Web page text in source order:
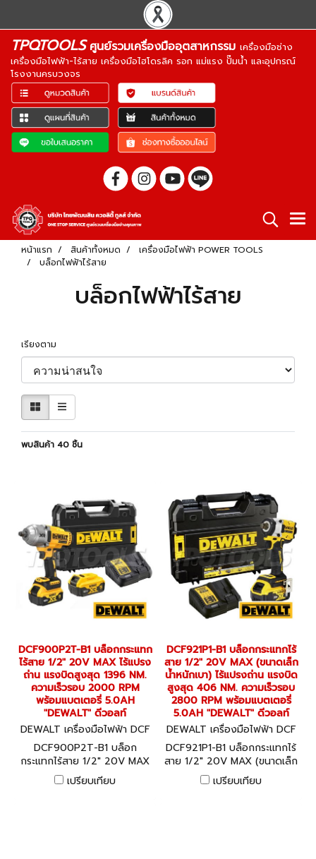
TPQTOOLSศูนย์รวมเครื่องมืออุตสาหกรรม เครื่องมือช่าง
เครื่องมือไฟฟ้า-ไร้สาย เครื่องมือไฮโดรลิค รอก แม่แรง ปั๊มน้ำ และอุปกรณ์
โรงงานครบวงจร
หน้าแรก สินค้าทั้งหมด
เครื่องมือไฟฟ้า POWER TOOLS
บล็อกไฟฟ้าไร้สาย
บล็อกไฟฟ้าไร้สาย
เรียงตาม
พบสินค้า 40 ชิ้น
DCF900P2T-B1 บล็อกกระแทก
ไร้สาย 1/2" 20V MAX ไร้แปรง
ถ่าน แรงบิดสูงสุด 1396 NM.
ความเร็วรอบ 2000 RPM
พร้อมแบตเตอรี่ 5.0AH
"DEWALT" ดีวอลท์
DEWALT เครื่องมือไฟฟ้า DCF
900P2T-B1
DCF900P2T-B1 บล็อก
กระแทกไร้สาย 1/2" 20V MAX
ไร้แปรงถ่าน แรงบิดสูงสุด 1396
NM. ความเร็วรอบ 2000 RPM
เปรียบเทียบ
DCF921P1-B1 บล็อกกระแทกไร้
สาย 1/2" 20V MAX (ขนาดเล็ก
น้ำหนักเบา) ไร้แปรงถ่าน แรงบิด
สูงสุด 406 NM. ความเร็วรอบ
2800 RPM พร้อมแบตเตอรี่
5.0AH "DEWALT" ดีวอลท์
DEWALT เครื่องมือไฟฟ้า DCF
921P1-B1
DCF921P1-B1 บล็อกกระแทกไร้
สาย 1/2" 20V MAX (ขนาดเล็ก
น้ำหนักเบา) ไร้แปรงถ่าน แรงบิด
สูงสุด 406 NM. ความเร็วรอบ
เปรียบเทียบ